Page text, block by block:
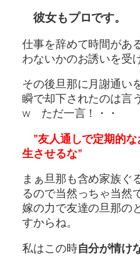
彼女もプロです。
仕事を辞めて時間があ
わないかのお誘いを受
その後旦那に月謝通い
瞬で却下されたのは言
w ただ一言！・・
”友人通しで定期的
生させるな”
まぁ旦那も含め家族ぐ
るので当然っちゃ当然
嫁の力で友達の旦那の
すからね。
私はこの時自分が情け